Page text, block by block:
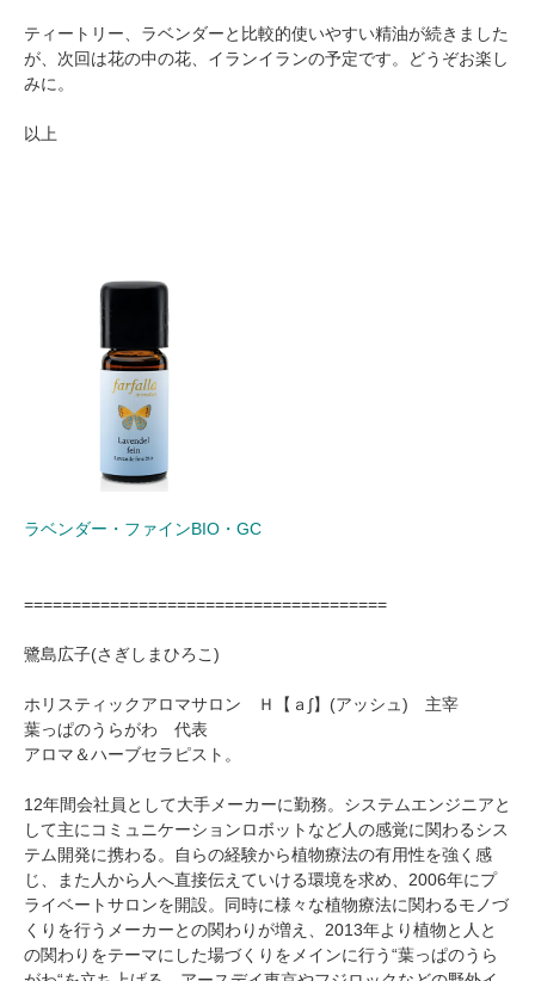
ティートリー、ラベンダーと比較的使いやすい精油が続きました
が、次回は花の中の花、イランイランの予定です。どうぞお楽し
みに。
以上
ラベンダー・ファインBIO・GC
======================================
鷺島広子(さぎしまひろこ)
ホリスティックアロマサロン Ｈ【ａ∫】(アッシュ) 主宰
葉っぱのうらがわ 代表
アロマ＆ハーブセラピスト。
12年間会社員として大手メーカーに勤務。システムエンジニアと
して主にコミュニケーションロボットなど人の感覚に関わるシス
テム開発に携わる。自らの経験から植物療法の有用性を強く感
じ、また人から人へ直接伝えていける環境を求め、2006年にプ
ライベートサロンを開設。同時に様々な植物療法に関わるモノづ
くりを行うメーカーとの関わりが増え、2013年より植物と人と
の関わりをテーマにした場づくりをメインに行う“葉っぱのうら